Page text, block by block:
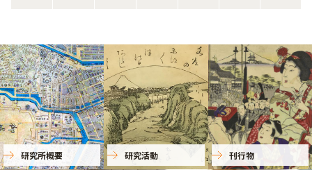
研究所概要 研究活動 刊行物